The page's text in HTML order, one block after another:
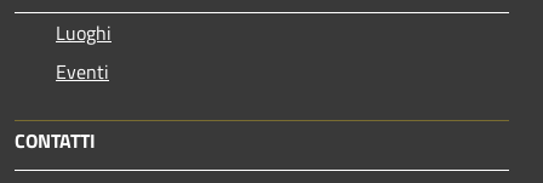
Luoghi
Eventi
CONTATTI